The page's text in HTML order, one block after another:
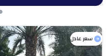
سعر عادل